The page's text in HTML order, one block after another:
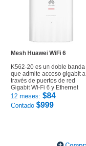
Mesh Huawei WiFi 6
K562-20 es un doble banda
que admite acceso gigabit a
través de puertos de red
Gigabit Wi-Fi 6 y Ethernet
12 meses: $84
Contado $999